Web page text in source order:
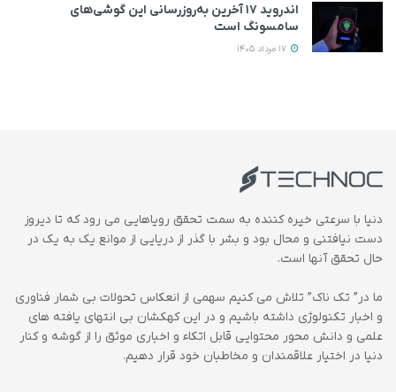
اندروید ۱۷ آخرین به‌روزرسانی این گوشی‌های
سامسونگ است
دنیا با سرعتی خیره کننده به سمت تحقق رویاهایی می رود که تا دیروز
دست نیافتنی و محال بود و بشر با گذر از دریایی از موانع یک به یک در
حال تحقق آنها است.
ما در” تک ناک” تلاش می کنیم سهمی از انعکاس تحولات بی شمار فناوری
و اخبار تکنولوژی داشته باشیم و در این کهکشان بی انتهای یافته های
علمی و دانش محور محتوایی قابل اتکاء و اخباری موثق را از گوشه و کنار
دنیا در اختیار علاقمندان و مخاطبان خود قرار دهیم.